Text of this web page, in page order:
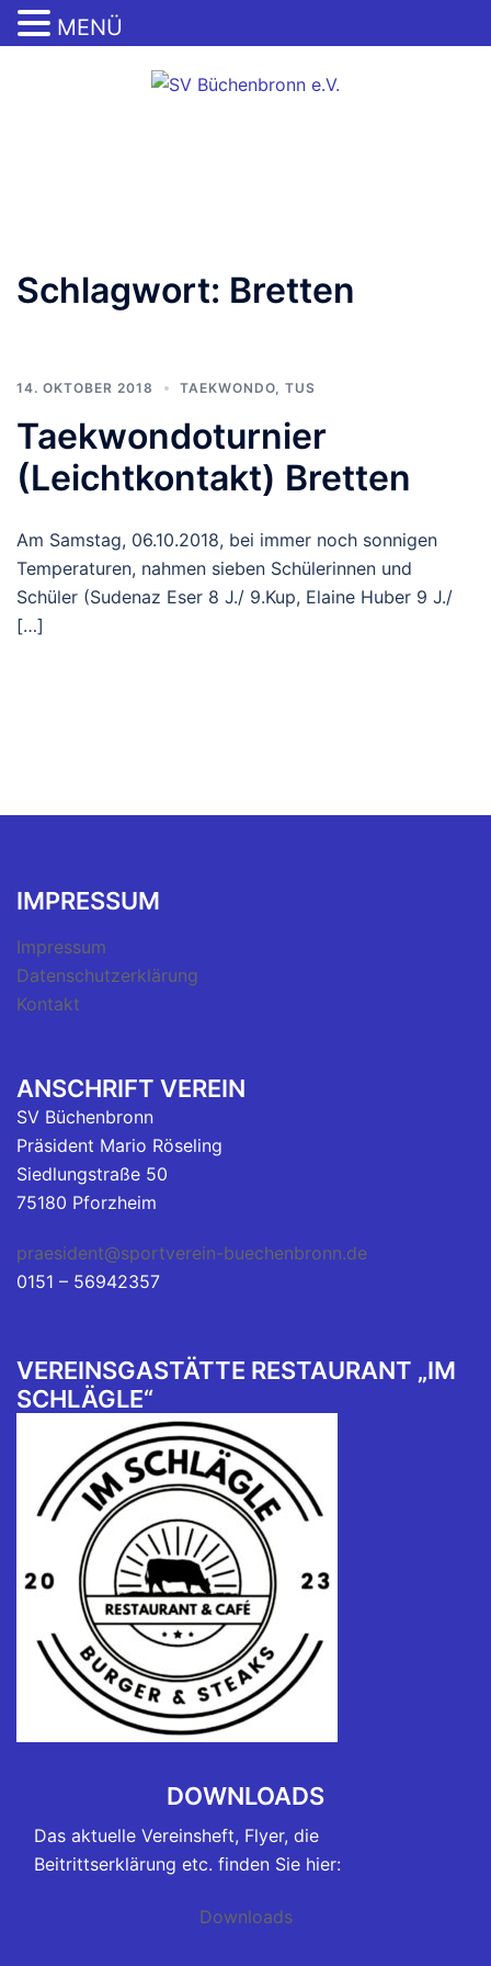
Schlagwort: Bretten
14. OKTOBER 2018 TAEKWONDO TUS
Taekwondoturnier
(Leichtkontakt) Bretten
Am Samstag, 06.10.2018, bei immer noch sonnigen
Temperaturen, nahmen sieben Schülerinnen und
Schüler (Sudenaz Eser 8 J./ 9.Kup, Elaine Huber 9 J./
[…]
IMPRESSUM
Impressum
Datenschutzerklärung
Kontakt
ANSCHRIFT VEREIN
SV Büchenbronn
Präsident Mario Röseling
Siedlungstraße 50
75180 Pforzheim
praesident@sportverein-buechenbronn.de
0151 – 56942357
VEREINSGASTÄTTE RESTAURANT „IM
SCHLÄGLE“
DOWNLOADS
Das aktuelle Vereinsheft, Flyer, die
Beitrittserklärung etc. finden Sie hier:
Downloads
MENÜ